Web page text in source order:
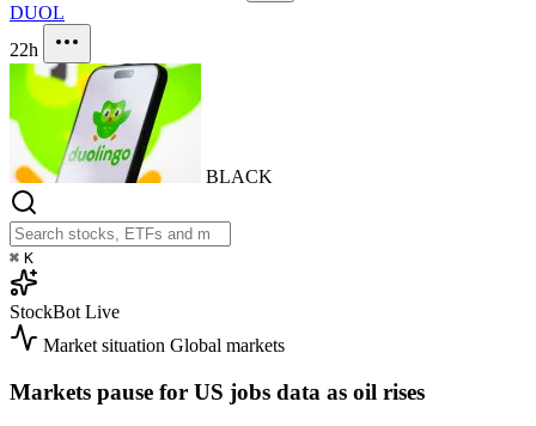
DUOL
22h
BLACK
⌘ K
StockBot Live
Market situation Global markets
Markets pause for US jobs data as oil rises